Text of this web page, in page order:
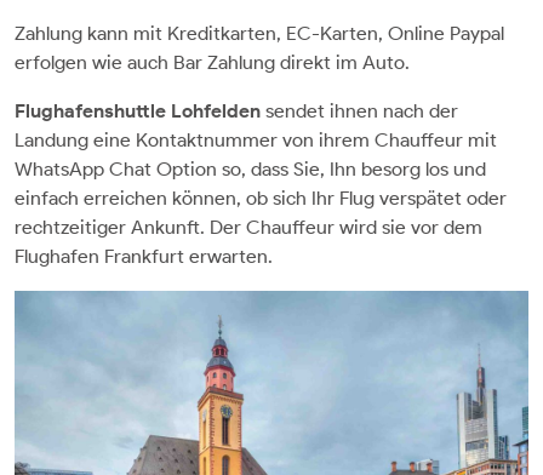
Zahlung kann mit Kreditkarten, EC-Karten, Online Paypal
erfolgen wie auch Bar Zahlung direkt im Auto.
Flughafenshuttle Lohfelden sendet ihnen nach der
Landung eine Kontaktnummer von ihrem Chauffeur mit
WhatsApp Chat Option so, dass Sie, Ihn besorg los und
einfach erreichen können, ob sich Ihr Flug verspätet oder
rechtzeitiger Ankunft. Der Chauffeur wird sie vor dem
Flughafen Frankfurt erwarten.